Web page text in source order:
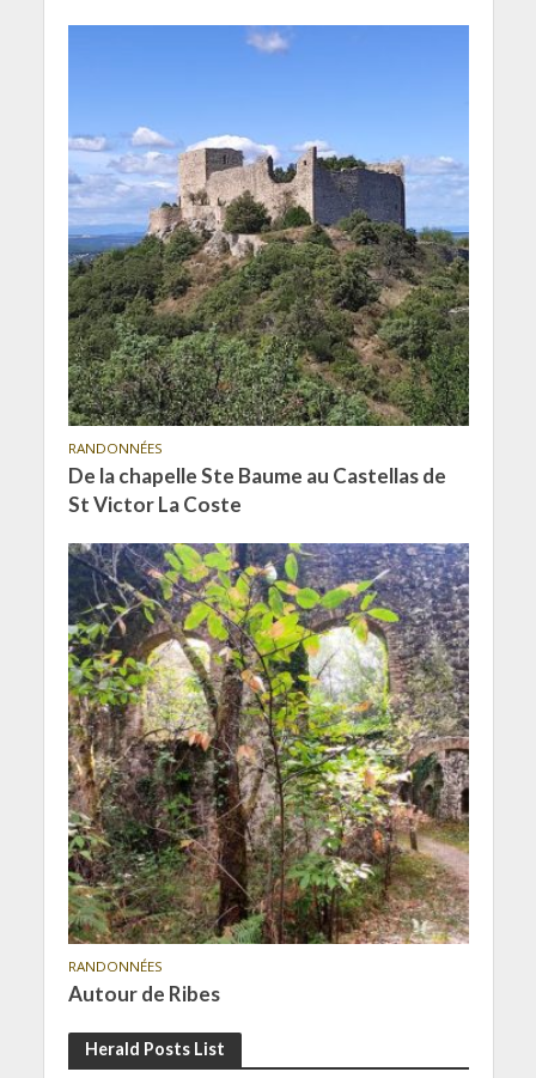
RANDONNÉES
De la chapelle Ste Baume au Castellas de
St Victor La Coste
RANDONNÉES
Autour de Ribes
Herald Posts List